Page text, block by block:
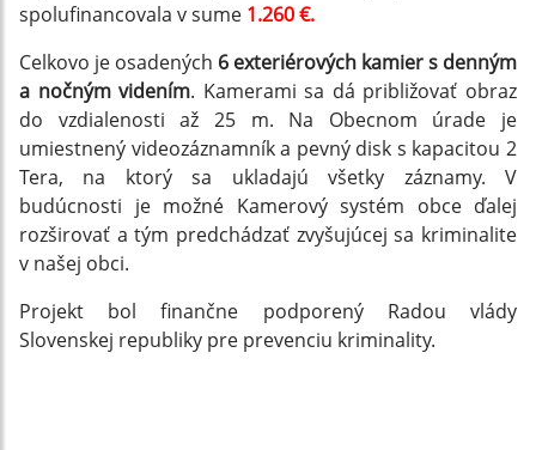
spolufinancovala v sume 1.260 €.
Celkovo je osadených 6 exteriérových kamier s denným
a nočným videním. Kamerami sa dá približovať obraz
do vzdialenosti až 25 m. Na Obecnom úrade je
umiestnený videozáznamník a pevný disk s kapacitou 2
Tera, na ktorý sa ukladajú všetky záznamy. V
budúcnosti je možné Kamerový systém obce ďalej
rozširovať a tým predchádzať zvyšujúcej sa kriminalite
v našej obci.
Projekt bol finančne podporený Radou vlády
Slovenskej republiky pre prevenciu kriminality.